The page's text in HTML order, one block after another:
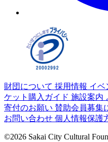
財団について 採用情報 イベ
ケット購入ガイド 施設案内
寄付のお願い 賛助会員募集
お問い合わせ 個人情報保護
©2026 Sakai City Cultural